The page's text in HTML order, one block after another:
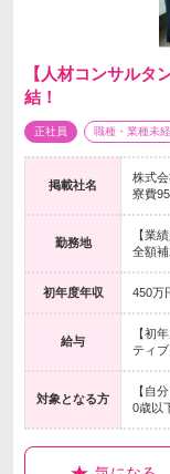
【人材コンサルタ
結！
正社員 職種・業種未
掲載社名
株式
寮費
勤務地
【業
全額
初年度年収 450万
給与
【初
ティ
対象となる方
【自
0歳以